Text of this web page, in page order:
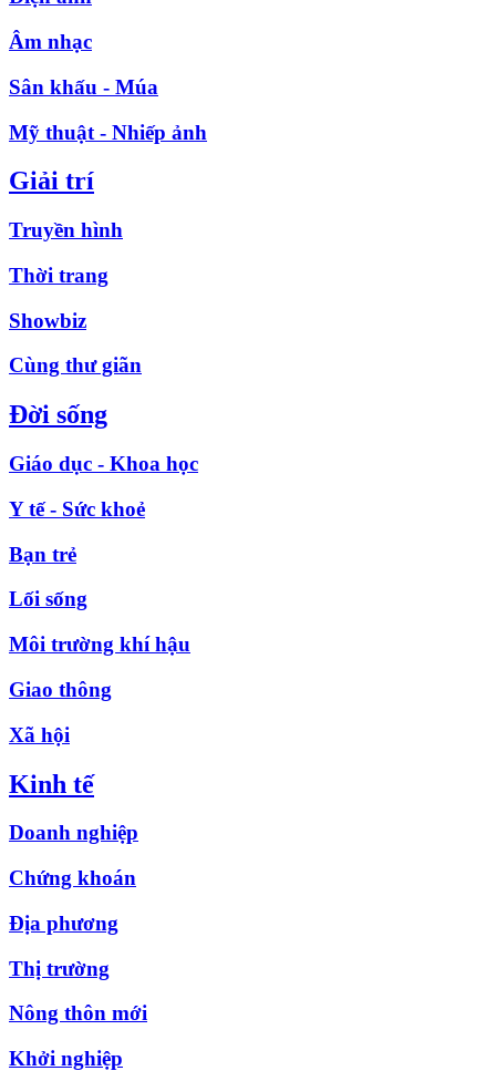
Âm nhạc
Sân khấu - Múa
Mỹ thuật - Nhiếp ảnh
Giải trí
Truyền hình
Thời trang
Showbiz
Cùng thư giãn
Đời sống
Giáo dục - Khoa học
Y tế - Sức khoẻ
Bạn trẻ
Lối sống
Môi trường khí hậu
Giao thông
Xã hội
Kinh tế
Doanh nghiệp
Chứng khoán
Địa phương
Thị trường
Nông thôn mới
Khởi nghiệp